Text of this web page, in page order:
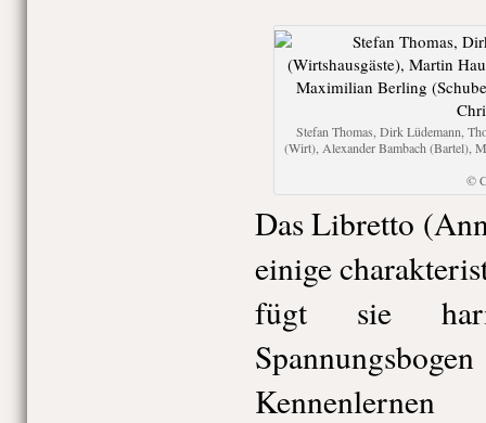
Stefan Thomas, Dirk Lüdemann,
(Wirt), Alexander Bambach (Bartel),
©
Das Libretto
einige
fügt sie